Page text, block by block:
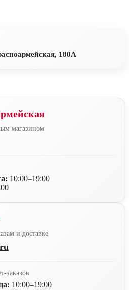
180А
магазином
10:00–19:00
и доставке
заказов
10:00–19:00